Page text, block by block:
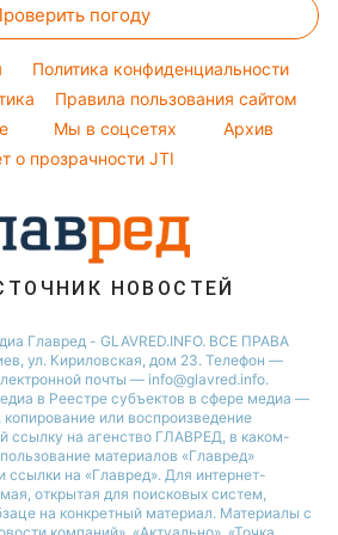
Тана
погоду
Политика конфиденциальности
Правила пользования сайтом
Мы в соцсетях
Архив
о прозрачности JTI
НОВОСТЕЙ
Главред - GLAVRED.INFO. ВСЕ ПРАВА
ул. Кириловская, дом 23. Телефон —
почты — info@glavred.info.
в Реестре cубъектов в сфере медиа —
копирование или воспроизведение
ссылку на агенство ГЛАВРЕД, в каком-
материалов «Главред»
ссылки на «Главред». Для интернет-
открытая для поисковых систем,
на конкретный материал. Материалы с